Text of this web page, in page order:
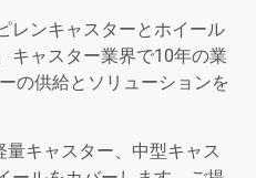
レンキャスターとホイール
キャスター業界で10年の業
の供給とソリューションを
キャスター、中型キャス